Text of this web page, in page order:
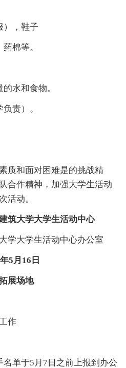
，鞋子
棉等。
水和食物。
责）。
和面对困难是的挑战精
合作精神，加强大学生活动
活动。
筑大学大学生活动中心
大学生活动中心办公室
5月16日
展场地
作
单于5月7日之前上报到办公